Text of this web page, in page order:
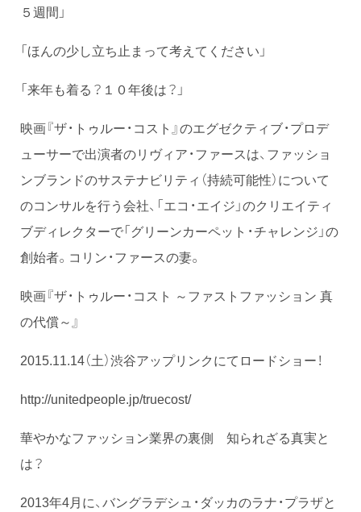
５週間」
「ほんの少し立ち止まって考えてください」
「来年も着る？１０年後は？」
映画『ザ・トゥルー・コスト』のエグゼクティブ・プロデ
ューサーで出演者のリヴィア・­ファースは、ファッショ
ンブランドのサステナビリティ（持続可能性）について
のコンサ­ルを行う会社、「エコ・エイジ」のクリエイティ
ブディレクターで「グリーンカーペット­・チャレンジ」の
創始者。コリン・ファースの妻。
映画『ザ・トゥルー・コスト ～ファストファッション 真
の代償～』
2015.11.14（土）渋谷アップリンクにてロードショー！
http://unitedpeople.jp/truecost/
華やかなファッション業界の裏側 知られざる真実と
は？
2013年4月に、バングラデシュ・ダッカのラナ・プラザと